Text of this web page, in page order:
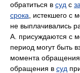
обратиться в суд с
срока , истекшего с
не выплачивались
А. присуждаются с
период могут быть
момента
обращения в суд